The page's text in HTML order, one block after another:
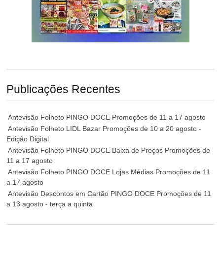
Publicações Recentes
Antevisão Folheto PINGO DOCE Promoções de 11 a 17 agosto
Antevisão Folheto LIDL Bazar Promoções de 10 a 20 agosto -
Edição Digital
Antevisão Folheto PINGO DOCE Baixa de Preços Promoções de
11 a 17 agosto
Antevisão Folheto PINGO DOCE Lojas Médias Promoções de 11
a 17 agosto
Antevisão Descontos em Cartão PINGO DOCE Promoções de 11
a 13 agosto - terça a quinta